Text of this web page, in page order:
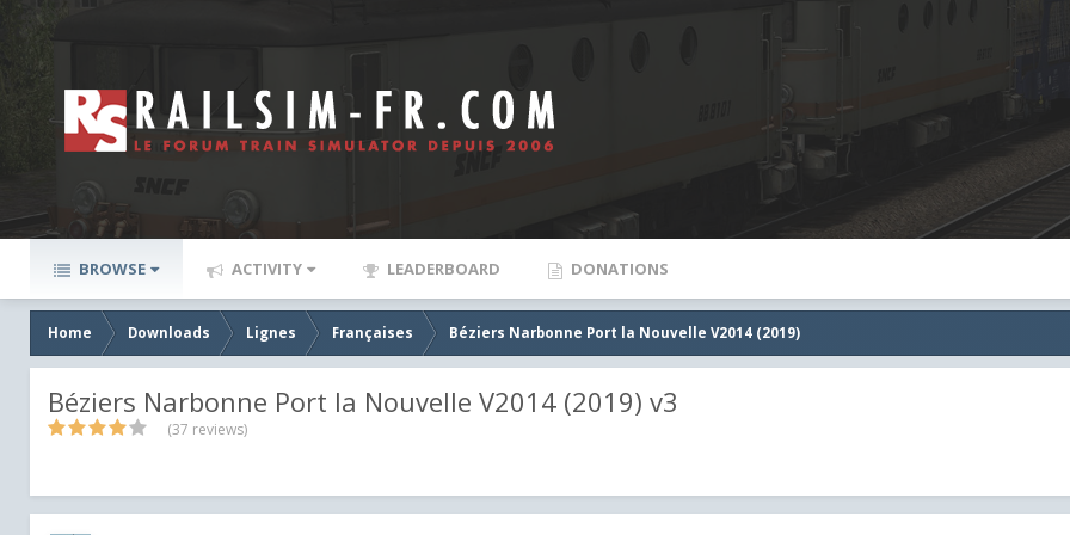
BROWSE ACTIVITY LEADERBOARD DONATIONS
Home Downloads Lignes Françaises Béziers Narbonne Port la Nouvelle V2014 (2019)
Béziers Narbonne Port la Nouvelle V2014 (2019) v3
(37 reviews)